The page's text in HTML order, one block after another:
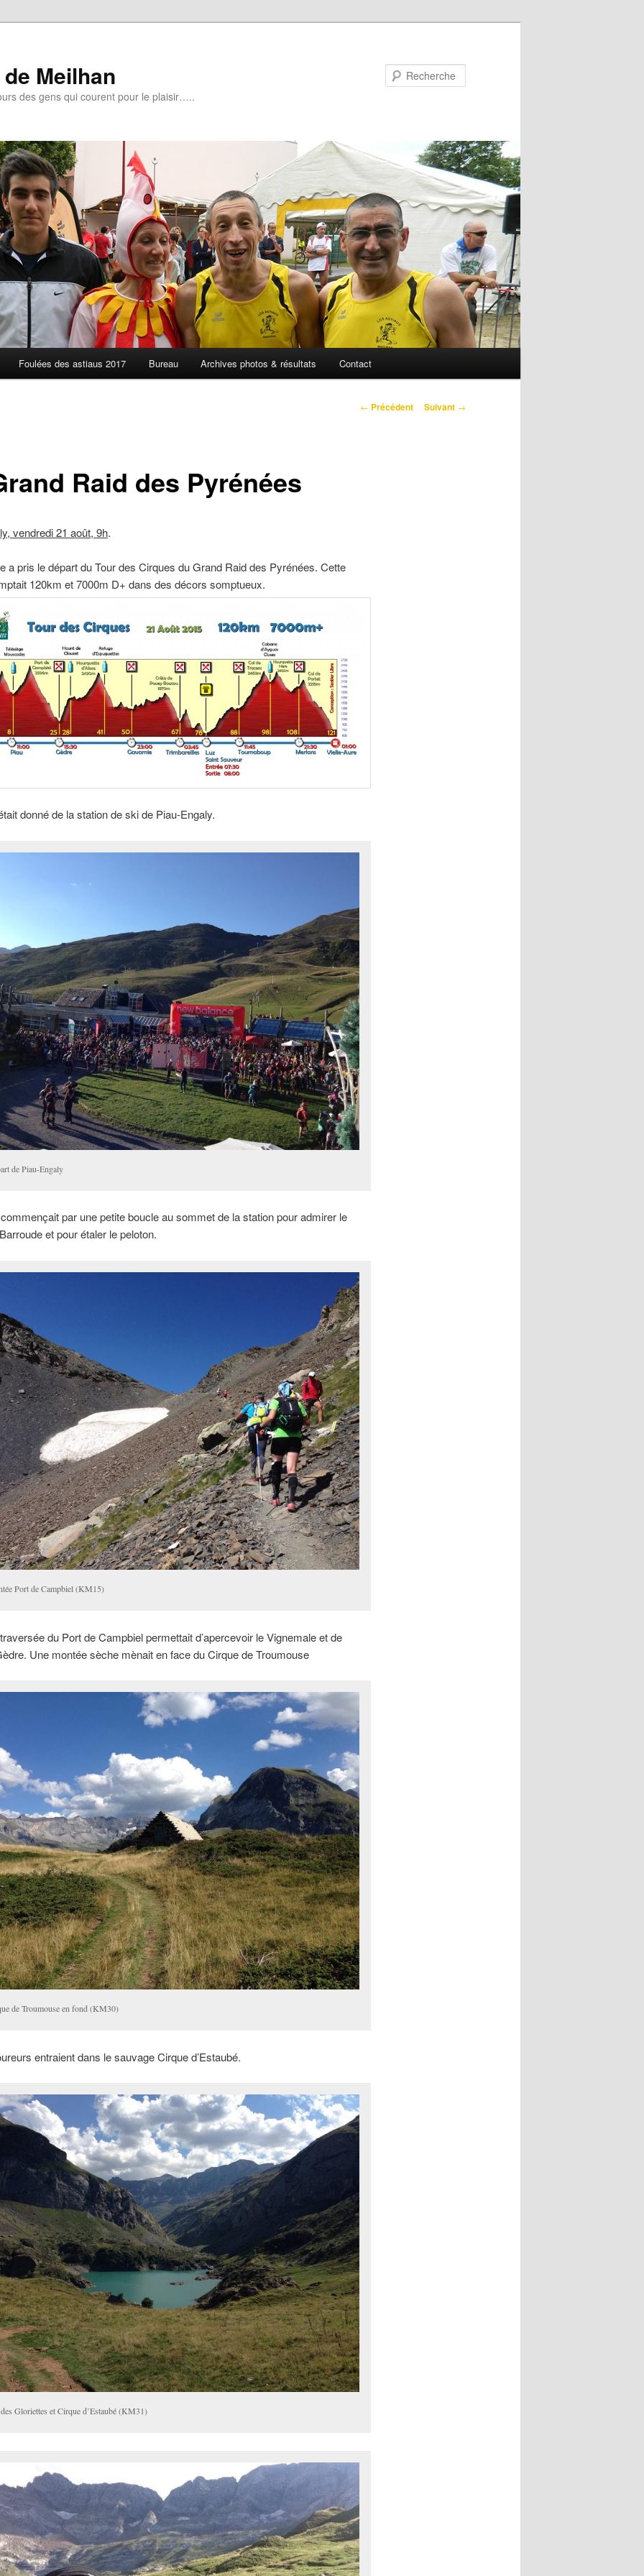
Meilhan
des gens qui courent pour le plaisir…..
Foulées des astiaus 2017 Bureau Archives photos & résultats Contact
Navigation
← Précédent Suivant →
Raid des Pyrénées
vendredi 21 août, 9h.
a pris le départ du Tour des Cirques du Grand Raid des Pyrénées. Cette
120km et 7000m D+ dans des décors somptueux.
donné de la station de ski de Piau-Engaly.
de Piau-Engaly
par une petite boucle au sommet de la station pour admirer le
et pour étaler le peloton.
Port de Campbiel (KM15)
du Port de Campbiel permettait d’apercevoir le Vignemale et de
Une montée sèche mènait en face du Cirque de Troumouse
de Troumouse en fond (KM30)
entraient dans le sauvage Cirque d’Estaubé.
Gloriettes et Cirque d’Estaubé (KM31)